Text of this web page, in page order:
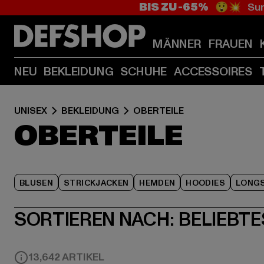
BIS ZU -65% 😲💥
MÄNNER FRAUEN
NEU BEKLEIDUNG SCHUHE ACCESSOIRES
UNISEX BEKLEIDUNG OBERTEILE
OBERTEILE
BLUSEN STRICKJACKEN HEMDEN HOODIES
SORTIEREN NACH:
13,642 ARTIKEL